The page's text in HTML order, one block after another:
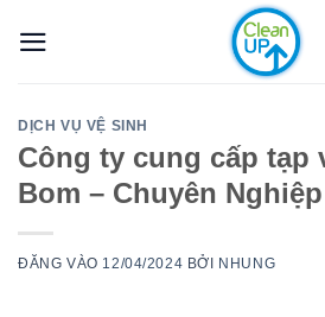
qua
DỊCH VỤ VỆ SINH
Công ty cung cấp tạp
Bom – Chuyên
ĐĂNG VÀO 12/04/2024 BỞI NHUNG